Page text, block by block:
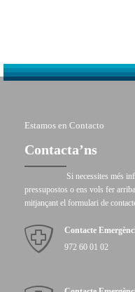
Estamos en Contacto
Contacta’ns
Si necessites més
pressupostos o ens vols fer
mitjançant el formulari de
Contacte
972 60 01 02